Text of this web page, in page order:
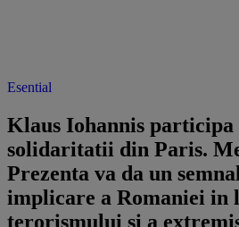
Esential
Klaus Iohannis
solidaritatii din Paris.
Prezenta va da un
implicare a Romaniei in
terorismului si a